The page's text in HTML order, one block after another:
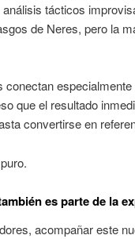
tácticos
de Neres, pero la
conectan
que el resultado
convertirse en
es parte de la
acompañar este